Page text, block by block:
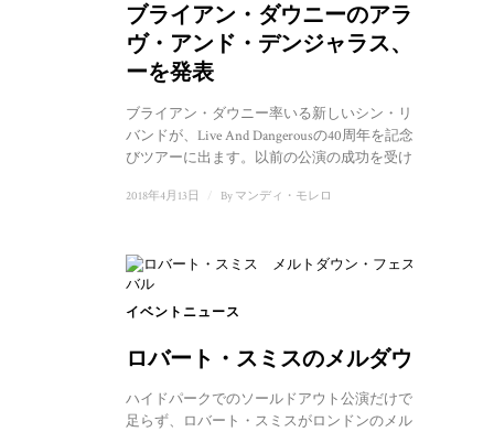
ブライアン・ダウニーのアライ
ヴ・アンド・デンジャラス、ツア
ーを発表
ブライアン・ダウニー率いる新しいシン・リジィの
バンドが、Live And Dangerousの40周年を記念して再
びツアーに出ます。以前の公演の成功を受けて、...
2018年4月13日 By マンディ・モレロ
イベントニュース
ロバート・スミスのメルダウン
ハイドパークでのソールドアウト公演だけでは飽き
足らず、ロバート・スミスがロンドンのメルトダウ